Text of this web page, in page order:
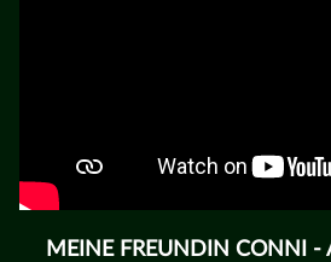
MEINE FREUNDIN CONNI -